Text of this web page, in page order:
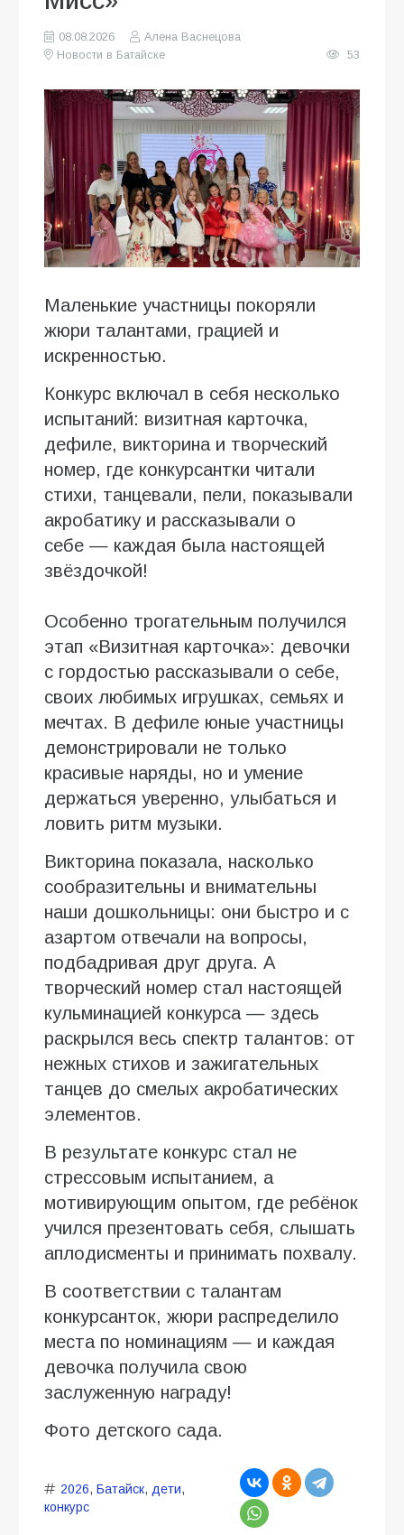
08.08.2026
Алена Васнецова
Новости в Батайске
53
Маленькие участницы покоряли
жюри талантами, грацией и
искренностью.
Конкурс включал в себя несколько
испытаний: визитная карточка,
дефиле, викторина и творческий
номер, где конкурсантки читали
стихи, танцевали, пели, показывали
акробатику и рассказывали о
себе — каждая была настоящей
звёздочкой!
Особенно трогательным получился
этап «Визитная карточка»: девочки
с гордостью рассказывали о себе,
своих любимых игрушках, семьях и
мечтах. В дефиле юные участницы
демонстрировали не только
красивые наряды, но и умение
держаться уверенно, улыбаться и
ловить ритм музыки.
Викторина показала, насколько
сообразительны и внимательны
наши дошкольницы: они быстро и с
азартом отвечали на вопросы,
подбадривая друг друга. А
творческий номер стал настоящей
кульминацией конкурса — здесь
раскрылся весь спектр талантов: от
нежных стихов и зажигательных
танцев до смелых акробатических
элементов.
В результате конкурс стал не
стрессовым испытанием, а
мотивирующим опытом, где ребёнок
учился презентовать себя, слышать
аплодисменты и принимать похвалу.
В соответствии с талантам
конкурсанток, жюри распределило
места по номинациям — и каждая
девочка получила свою
заслуженную награду!
Фото детского сада.
2026, Батайск, дети,
конкурс